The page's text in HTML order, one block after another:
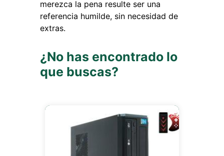
merezca la pena resulte ser una
referencia humilde, sin necesidad de
extras.
¿No has encontrado lo
que buscas?